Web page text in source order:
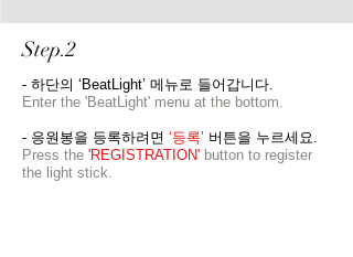
Step.2
- 하단의 ‘BeatLight’ 메뉴로 들어갑니다.
Enter the 'BeatLight' menu at the bottom.
- 응원봉을 등록하려면 ‘등록’ 버튼을 누르세요.
Press the 'REGISTRATION' button to register
the light stick.